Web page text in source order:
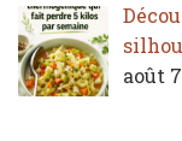
août